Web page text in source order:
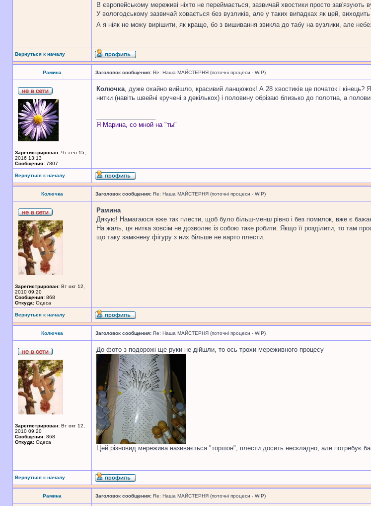
В європейському мереживі ніхто не переймається, зазвичай хвостики просто зав'язують
У вологодському зазвичай ховається без вузликів, але у таких випадках як цей,
А я ніяк не можу вирішити, як краще, бо з вишивання звикла до табу на вузлики, але
Вернуться к началу
Рамина Заголовок сообщения: Re: Наша МАЙСТЕРНЯ (поточні процеси - WIP)
Зарегистрирован: Чт сен 15,
2016 13:13
Сообщения: 7807
Колючка, дуже охайно вийшло, красивий ланцюжок! А 28 хвостиків це початок і кінець?
нитки (навіть швейні кручені з декількох) і половину обрізаю близько до полотна, а
Я Марина, со мной на "ты"
Вернуться к началу
Колючка Заголовок сообщения: Re: Наша МАЙСТЕРНЯ (поточні процеси - WIP)
Зарегистрирован: Вт окт 12,
2010 09:20
Сообщения: 868
Откуда: Одеса
Рамина
Дякую! Намагаюся вже так плести, щоб було більш-менш рівно і без помилок, вже є
На жаль, ця нитка зовсім не дозволяє із собою таке робити. Якщо її розділити, то там
що таку замкнену фігуру з них більше не варто плести.
Вернуться к началу
Колючка Заголовок сообщения: Re: Наша МАЙСТЕРНЯ (поточні процеси - WIP)
Зарегистрирован: Вт окт 12,
2010 09:20
Сообщения: 868
Откуда: Одеса
До фото з подорожі ще руки не дійшли, то ось трохи мереживного процесу
Цей різновид мережива називається "торшон", плести досить нескладно, але потребує
Вернуться к началу
Рамина Заголовок сообщения: Re: Наша МАЙСТЕРНЯ (поточні процеси - WIP)